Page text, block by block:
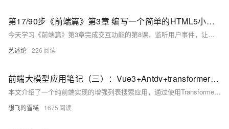
第17/90步《前端篇》第3章 编写一个简单的HTML5小游戏：完成交互功能 第8课
今天学习《前端篇》第3章完成交互功能的第8课，监听用户事件，让挡板动起来。
艺述论 226
前端大模型应用笔记（三）：Vue3+Antdv+transformers+本地模型实现浏览器端侧增强搜索
本文介绍了一个纯前端实现的增强列表搜索应用，通过使用Transformer模型，实现了更智能的搜索功能，如使用“番茄”可以搜索到“西红柿”。项目基于Vue3和Ant Design Vue，使用了Xenova的bge-base-zh-v1.5模型。文章详细介绍了从环境搭建、数据准备到具体实现的全过程，并展示了实际效果和待改进点。
想飞的雪糕 1675